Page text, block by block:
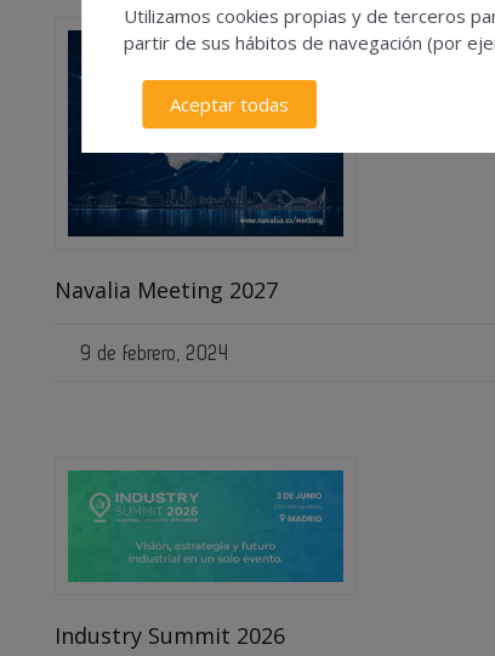
Navalia Meeting 2027
9 de febrero, 2024
Industry Summit 2026
Utilizamos cookies propias y de terceros
partir de sus hábitos de navegación (por
Aceptar todas